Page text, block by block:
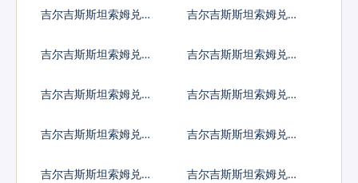
吉尔吉斯斯坦索姆兑瑞
吉尔吉斯斯坦索姆兑瑞
吉尔吉斯斯坦索姆兑挪
吉尔吉斯斯坦索姆兑克
吉尔吉斯斯坦索姆兑卢
吉尔吉斯斯坦索姆兑土
吉尔吉斯斯坦索姆兑巴
吉尔吉斯斯坦索姆兑印
吉尔吉斯斯坦索姆兑以
吉尔吉斯斯坦索姆兑印